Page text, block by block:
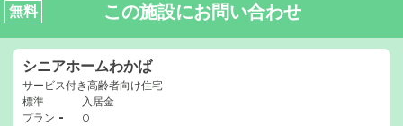
無料 この施設にお問い合わせ
シニアホームわかば
サービス付き高齢者向け住宅
標準
プラン -
入居金
0